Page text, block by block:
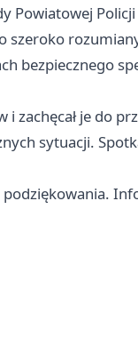
Powiatowej
szeroko
bezpiecznego
zachęcał je do
sytuacji.